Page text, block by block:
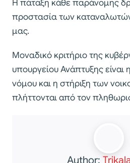
Η πάταξη κάθε παράνομης
προστασία των
μας.
Μοναδικό κριτήριο της
υπουργείου Ανάπτυξης
νόμου και η στήριξη των
πλήττονται από τον
Author: